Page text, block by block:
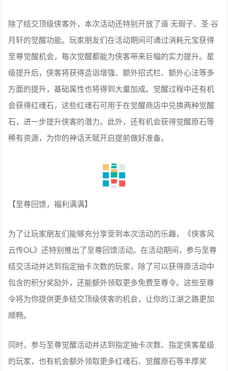
除了结交顶级侠客外，本次活动还特别开放了道·无瑕子、圣·谷
月轩的觉醒功能。玩家朋友们在活动期间可通过消耗元宝获得
至尊觉醒机会，每次觉醒都能为侠客带来巨幅的实力提升。星
级提升后，侠客将获得造诣增强、额外招式栏、额外心法等多
方面的提升，基础属性也将得到大量加成。觉醒过程中还有机
会获得红魂石，这些红魂石可用于在觉醒商店中兑换两种觉醒
石，进一步提升侠客的潜力。此外，还有机会获得觉醒原石等
稀有资源，为你的神话天赋开启提前做好准备。
​【至尊回馈，福利满满】
为了让玩家朋友们能够充分享受到本次活动的乐趣，《侠客风
云传OL》还特别推出了至尊回馈活动。在活动期间，参与至尊
结交活动并达到指定抽卡次数的玩家，除了可以获得原活动中
包含的积分奖励外，还能额外领取更多免费至尊令。这些至尊
令将为你提供更多结交顶级侠客的机会，让你的江湖之路更加
顺畅。
同时，参与至尊觉醒活动并达到指定抽卡次数、指定侠客星级
的玩家，也有机会额外领取更多红魂石、觉醒原石等丰厚奖